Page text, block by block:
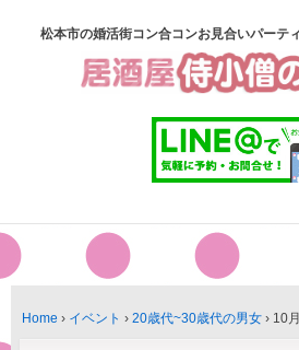
松本市の婚活街コン合コンお見合いパーテ
Home › イベント › 20歳代~30歳代の男女 › 10